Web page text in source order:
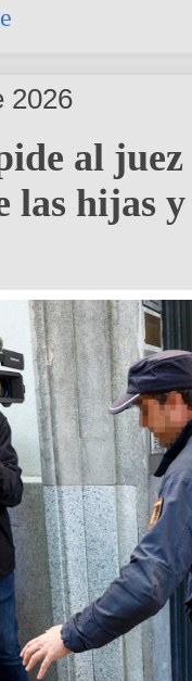
2026
al
las hijas